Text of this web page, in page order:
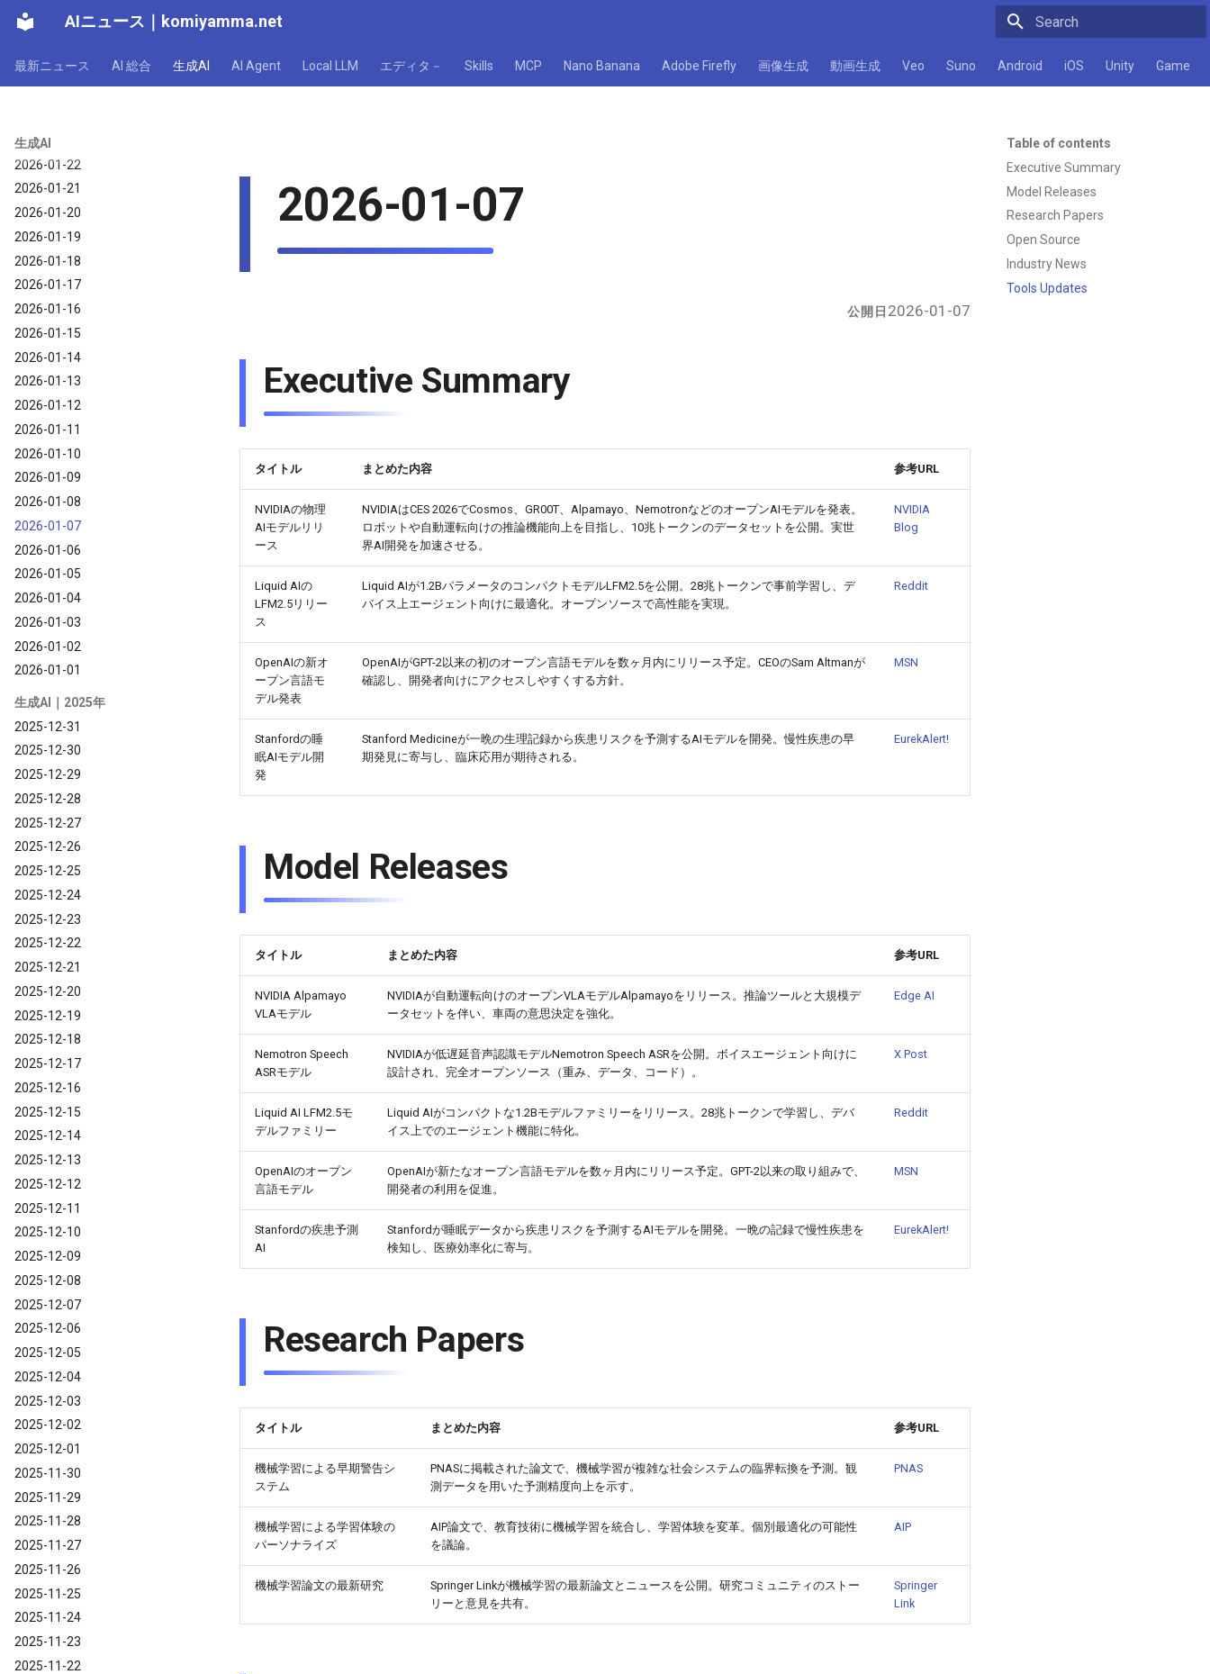
AIニュース komiyamma.net
最新ニュース AI 総合 生成AI AI Agent Local LLM エディタ－ Skills MCP Nano Banana Adobe Firefly 画像生成 動画生成 Veo Suno Android iOS Unity Game
生成AI
2026-01-28
2026-01-26
2026-01-23
2026-01-22
2026-01-21
2026-01-20
2026-01-19
2026-01-18
2026-01-17
2026-01-16
2026-01-15
2026-01-14
2026-01-13
2026-01-12
2026-01-11
2026-01-10
2026-01-09
2026-01-08
2026-01-07
2026-01-06
2026-01-05
2026-01-04
2026-01-03
2026-01-02
2026-01-01
生成AI｜2025年
2025-12-31
2025-12-30
2025-12-29
2025-12-28
2025-12-27
2025-12-26
2025-12-25
2025-12-24
2025-12-23
2025-12-22
2025-12-21
2025-12-20
2025-12-19
2025-12-18
2025-12-17
2025-12-16
2025-12-15
2025-12-14
2025-12-13
2025-12-12
2025-12-11
2025-12-10
2025-12-09
2025-12-08
2025-12-07
2025-12-06
2025-12-05
2025-12-04
2025-12-03
2025-12-02
2025-12-01
2025-11-30
2025-11-29
2025-11-28
2025-11-27
2025-11-26
2025-11-25
2025-11-24
2025-11-23
2025-11-22
Table of contents
Executive Summary
Model Releases
Research Papers
Open Source
Industry News
Tools Updates
2026-01-07
公開日 2026-01-07
Executive Summary
タイトル まとめた内容 参考URL
NVIDIAの物理
AIモデルリリ
ース
NVIDIAはCES 2026でCosmos、GR00T、Alpamayo、NemotronなどのオープンAIモデルを発表。
ロボットや自動運転向けの推論機能向上を目指し、10兆トークンのデータセットを公開。実世
界AI開発を加速させる。
NVIDIA
Blog
Liquid AIの
LFM2.5リリー
ス
Liquid AIが1.2BパラメータのコンパクトモデルLFM2.5を公開。28兆トークンで事前学習し、デ
バイス上エージェント向けに最適化。オープンソースで高性能を実現。
Reddit
OpenAIの新オ
ープン言語モ
デル発表
OpenAIがGPT-2以来の初のオープン言語モデルを数ヶ月内にリリース予定。CEOのSam Altmanが
確認し、開発者向けにアクセスしやすくする方針。
MSN
Stanfordの睡
眠AIモデル開
発
Stanford Medicineが一晩の生理記録から疾患リスクを予測するAIモデルを開発。慢性疾患の早
期発見に寄与し、臨床応用が期待される。
EurekAlert!
Model Releases
タイトル まとめた内容 参考URL
NVIDIA Alpamayo
VLAモデル
NVIDIAが自動運転向けのオープンVLAモデルAlpamayoをリリース。推論ツールと大規模デ
ータセットを伴い、車両の意思決定を強化。
Edge AI
Nemotron Speech
ASRモデル
NVIDIAが低遅延音声認識モデルNemotron Speech ASRを公開。ボイスエージェント向けに
設計され、完全オープンソース（重み、データ、コード）。
X Post
Liquid AI LFM2.5モ
デルファミリー
Liquid AIがコンパクトな1.2Bモデルファミリーをリリース。28兆トークンで学習し、デバ
イス上でのエージェント機能に特化。
Reddit
OpenAIのオープン
言語モデル
OpenAIが新たなオープン言語モデルを数ヶ月内にリリース予定。GPT-2以来の取り組みで、
開発者の利用を促進。
MSN
Stanfordの疾患予測
AI
Stanfordが睡眠データから疾患リスクを予測するAIモデルを開発。一晩の記録で慢性疾患を
検知し、医療効率化に寄与。
EurekAlert!
Research Papers
タイトル まとめた内容 参考URL
機械学習による早期警告シ
ステム
PNASに掲載された論文で、機械学習が複雑な社会システムの臨界転換を予測。観
測データを用いた予測精度向上を示す。
PNAS
機械学習による学習体験の
パーソナライズ
AIP論文で、教育技術に機械学習を統合し、学習体験を変革。個別最適化の可能性
を議論。
AIP
機械学習論文の最新研究
Springer Linkが機械学習の最新論文とニュースを公開。研究コミュニティのストー
リーと意見を共有。
Springer
Link